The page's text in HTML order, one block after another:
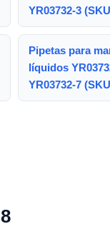
YR03732-3
Pipetas para
líquidos
YR03732-7